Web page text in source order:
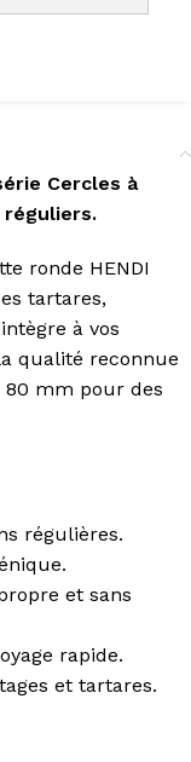
Cercles à
ronde HENDI
tartares,
à vos
qualité reconnue
80 mm pour des
régulières.
et sans
rapide.
et tartares.